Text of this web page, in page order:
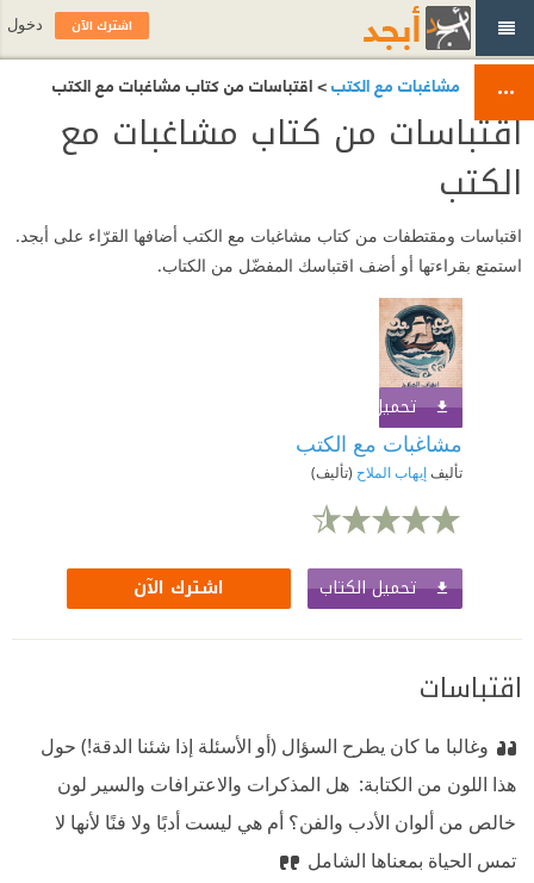
مشاغبات مع الكتب> اقتباسات من كتاب مشاغبات مع الكتب
اقتباسات من كتاب مشاغبات مع
الكتب
اقتباسات ومقتطفات من كتاب مشاغبات مع الكتب أضافها القرّاء على أبجد.
استمتع بقراءتها أو أضف اقتباسك المفضّل من الكتاب.
تحميل الكتاب
مشاغبات مع الكتب
تأليفإيهاب الملاح (تأليف)
تحميل الكتاب اشترك الآن
اقتباسات
وغالبا ما كان يطرح السؤال (أو الأسئلة إذا شئنا الدقة!) حول
هذا اللون من الكتابة:‏ ‫ ‏هل المذكرات والاعترافات والسير لون
خالص من ألوان الأدب والفن؟ أم هي ليست أدبًا ولا فنًا لأنها لا
تمس الحياة بمعناها الشامل
اشترك الآن دخول